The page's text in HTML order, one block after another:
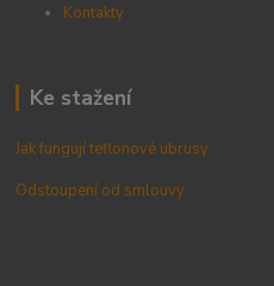
Kontakty
Ke stažení
Jak fungují teflonové ubrusy
Odstoupení od smlouvy